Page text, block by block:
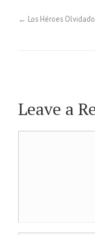
← Los Héroes
Leave a